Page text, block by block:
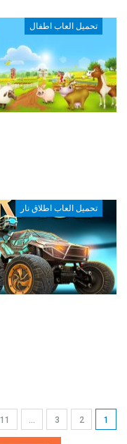
تحميل العاب اطفال
تحميل العاب اطلاق نار
1
2
3
11